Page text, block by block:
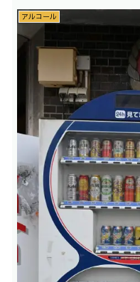
アルコール